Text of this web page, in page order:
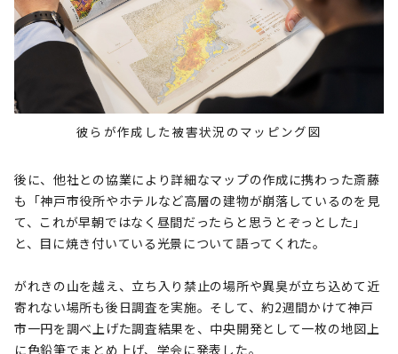
彼らが作成した被害状況のマッピング図
後に、他社との協業により詳細なマップの作成に携わった斎藤
も「神戸市役所やホテルなど高層の建物が崩落しているのを見
て、これが早朝ではなく昼間だったらと思うとぞっとした」
と、目に焼き付いている光景について語ってくれた。
がれきの山を越え、立ち入り禁止の場所や異臭が立ち込めて近
寄れない場所も後日調査を実施。そして、約2週間かけて神戸
市一円を調べ上げた調査結果を、中央開発として一枚の地図上
に色鉛筆でまとめ上げ、学会に発表した。